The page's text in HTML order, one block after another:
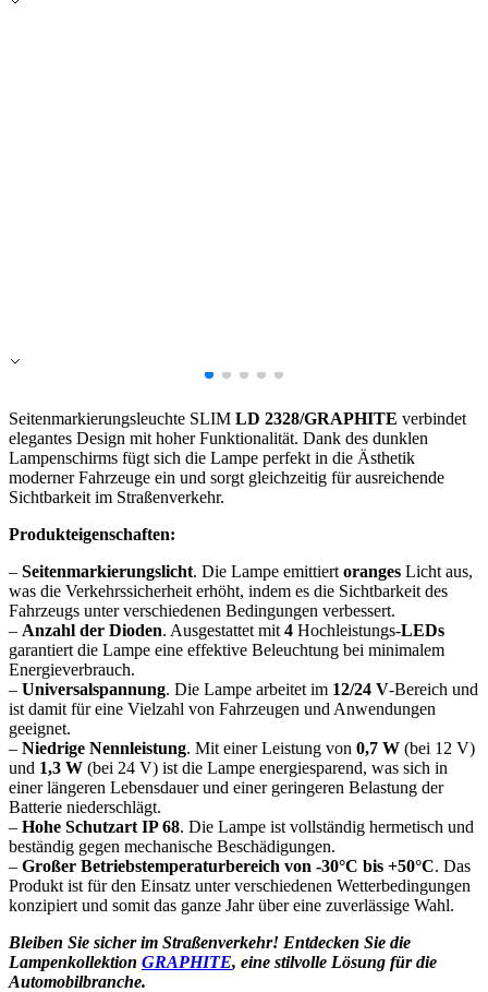
Seitenmarkierungsleuchte SLIM LD 2328/GRAPHITE verbindet
elegantes Design mit hoher Funktionalität. Dank des dunklen
Lampenschirms fügt sich die Lampe perfekt in die Ästhetik
moderner Fahrzeuge ein und sorgt gleichzeitig für ausreichende
Sichtbarkeit im Straßenverkehr.
Produkteigenschaften:
– Seitenmarkierungslicht. Die Lampe emittiert oranges Licht aus,
was die Verkehrssicherheit erhöht, indem es die Sichtbarkeit des
Fahrzeugs unter verschiedenen Bedingungen verbessert.
– Anzahl der Dioden. Ausgestattet mit 4 Hochleistungs-LEDs
garantiert die Lampe eine effektive Beleuchtung bei minimalem
Energieverbrauch.
– Universalspannung. Die Lampe arbeitet im 12/24 V-Bereich und
ist damit für eine Vielzahl von Fahrzeugen und Anwendungen
geeignet.
– Niedrige Nennleistung. Mit einer Leistung von 0,7 W (bei 12 V)
und 1,3 W (bei 24 V) ist die Lampe energiesparend, was sich in
einer längeren Lebensdauer und einer geringeren Belastung der
Batterie niederschlägt.
– Hohe Schutzart IP 68. Die Lampe ist vollständig hermetisch und
beständig gegen mechanische Beschädigungen.
– Großer Betriebstemperaturbereich von -30°C bis +50°C. Das
Produkt ist für den Einsatz unter verschiedenen Wetterbedingungen
konzipiert und somit das ganze Jahr über eine zuverlässige Wahl.
Bleiben Sie sicher im Straßenverkehr! Entdecken Sie die
Lampenkollektion GRAPHITE, eine stilvolle Lösung für die
Automobilbranche.